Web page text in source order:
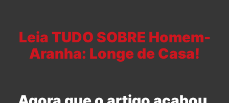
Leia TUDO SOBRE Homem-
Aranha: Longe de Casa!